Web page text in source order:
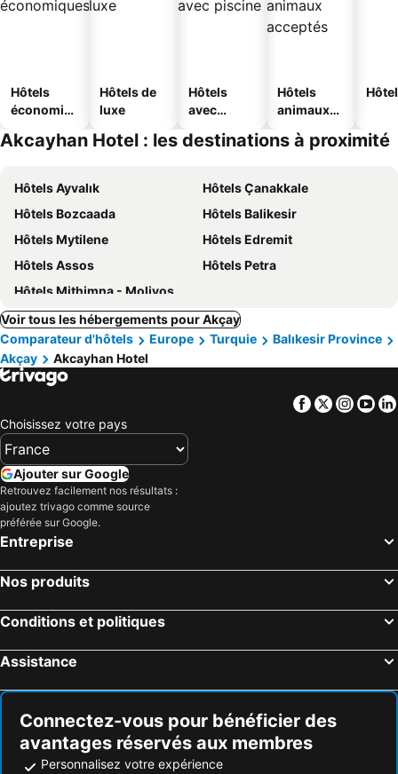
Hôtels
économiq
Hôtels de
luxe
Hôtels
avec
Hôtels
animaux
Akcayhan Hotel : les destinations à proximité
Hôtels Ayvalık
Hôtels Çanakkale
Hôtels Bozcaada
Hôtels Balikesir
Hôtels Mytilene
Hôtels Edremit
Hôtels Assos
Hôtels Petra
Hôtels Mithimna - Molivos
Voir tous les hébergements pour Akçay
Comparateur d'hôtels
Europe Turquie
Balıkesir Province
Akçay
Akcayhan Hotel
Facebook
Twitter
Choisissez votre pays
Ajouter sur Google
Retrouvez facilement nos résultats :
ajoutez trivago comme source
préférée sur Google.
Entreprise
Nos produits
Conditions et politiques
Assistance
Connectez-vous pour bénéficier des
avantages réservés aux membres
Personnalisez votre expérience